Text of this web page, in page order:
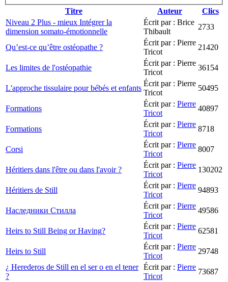
Titre
Auteur
Clics
Niveau 2 Plus - mieux Intégrer la
dimension somato-émotionnelle
Écrit par : Brice
Thibault
2733
Qu’est-ce qu’être ostéopathe ?
Écrit par : Pierre
Tricot
21420
Les limites de l'ostéopathie
Écrit par : Pierre
Tricot
36154
L'approche tissulaire pour bébés et enfants
Écrit par : Pierre
Tricot
50495
Formations
Écrit par : Pierre
Tricot
40897
Formations
Écrit par : Pierre
Tricot
8718
Corsi
Écrit par : Pierre
Tricot
8007
Héritiers dans l'être ou dans l'avoir ?
Écrit par : Pierre
Tricot
130202
Héritiers de Still
Écrit par : Pierre
Tricot
94893
Наследники Стилла
Écrit par : Pierre
Tricot
49586
Heirs to Still Being or Having?
Écrit par : Pierre
Tricot
62581
Heirs to Still
Écrit par : Pierre
Tricot
29748
¿ Herederos de Still en el ser o en el tener
?
Écrit par : Pierre
Tricot
73687